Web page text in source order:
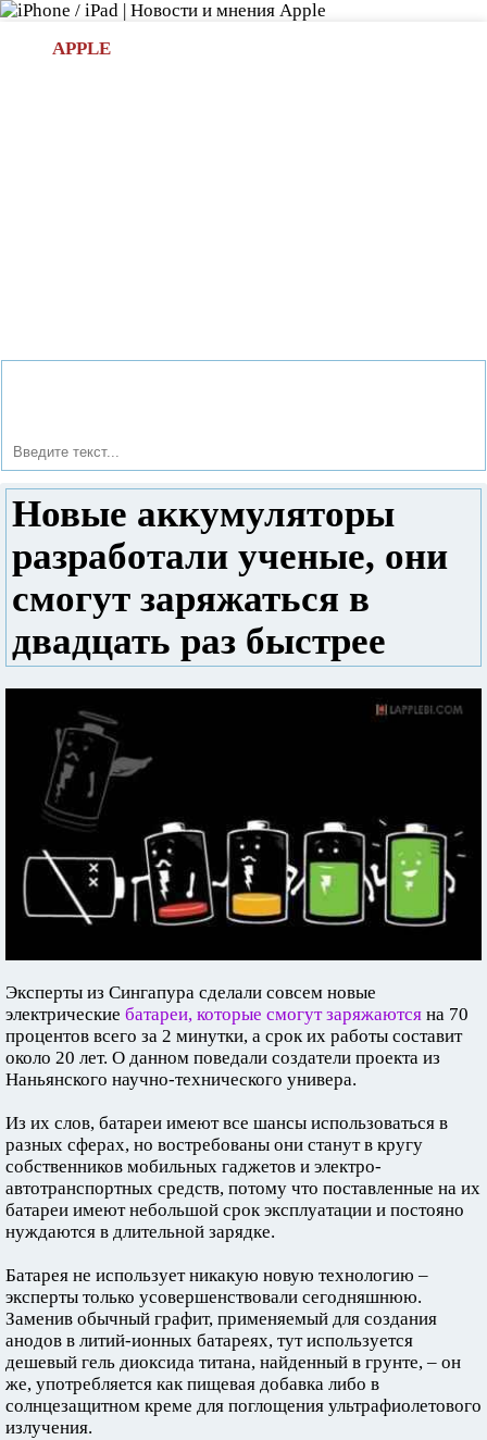
APPLE
Новые аккумуляторы
разработали ученые, они
смогут заряжаться в
двадцать раз быстрее
Эксперты из Сингапура сделали совсем новые
электрические батареи, которые смогут заряжаются на 70
процентов всего за 2 минутки, а срок их работы составит
около 20 лет. О данном поведали создатели проекта из
Наньянского научно-технического универа.
Из их слов, батареи имеют все шансы использоваться в
разных сферах, но востребованы они станут в кругу
собственников мобильных гаджетов и электро-
автотранспортных средств, потому что поставленные на их
батареи имеют небольшой срок эксплуатации и постояно
нуждаются в длительной зарядке.
Батарея не использует никакую новую технологию –
эксперты только усовершенствовали сегодняшнюю.
Заменив обычный графит, применяемый для создания
анодов в литий-ионных батареях, тут используется
дешевый гель диоксида титана, найденный в грунте, – он
же, употребляется как пищевая добавка либо в
солнцезащитном креме для поглощения ультрафиолетового
излучения.